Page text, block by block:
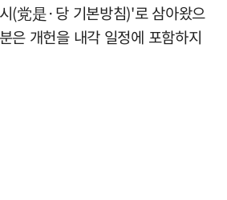
(党是·당 기본방침)'로 삼아왔으
은 개헌을 내각 일정에 포함하지